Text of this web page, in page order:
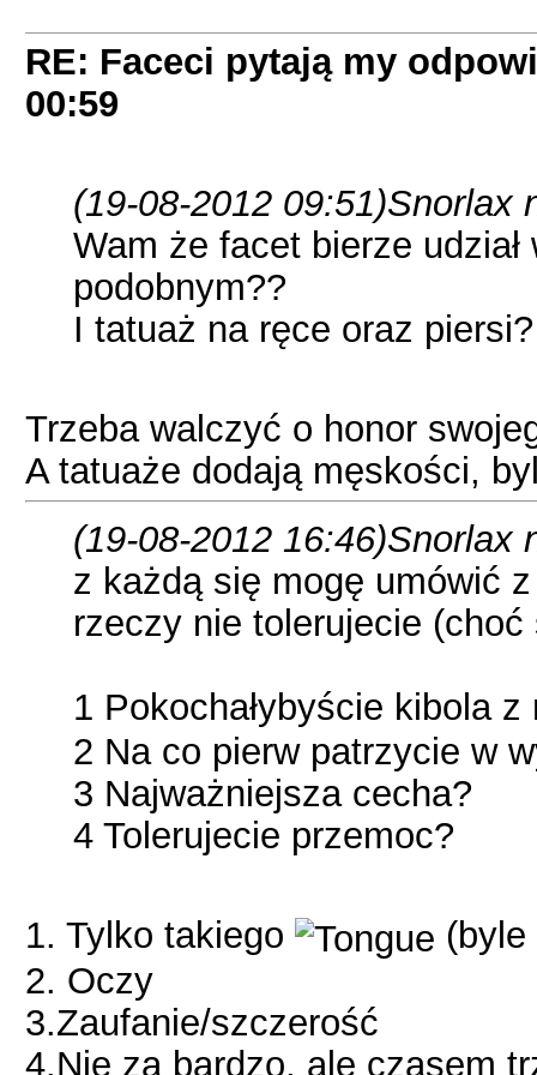
RE: Faceci pytają my
00:59
(19-08-2012 09:51)Snorlax
Wam że facet bierze
podobnym??
I tatuaż na ręce oraz piersi?
Trzeba walczyć o honor
A tatuaże dodają męskości,
(19-08-2012 16:46)Snorlax
z każdą się mogę umówić
rzeczy nie tolerujecie (choć
1 Pokochałybyście kibola z
2 Na co pierw patrzycie w
3 Najważniejsza cecha?
4 Tolerujecie przemoc?
1. Tylko takiego
2. Oczy
3.Zaufanie/szczerość
4.Nie za bardzo, ale czasem